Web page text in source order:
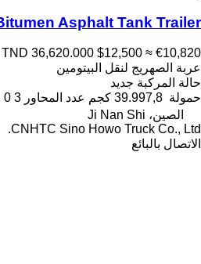
Asphalt Tank Trailer
TND 36,620.000 $12,500 ≈ €10,820
عربة الصهريج لنقل البيتومين
حالة المركبة جديد
حمولة 39.997,8 كجم عدد المحاور 3 0 مقصورة
الصين، Ji Nan Shi
CNHTC Sino Howo Truck Co., Ltd.
الاتصال بالبائع